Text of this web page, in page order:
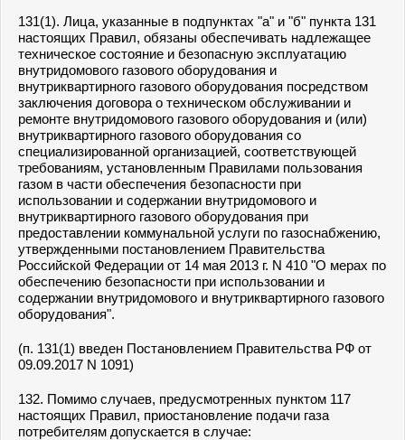
131(1). Лица, указанные в подпунктах "а" и "б" пункта 131
настоящих Правил, обязаны обеспечивать надлежащее
техническое состояние и безопасную эксплуатацию
внутридомового газового оборудования и
внутриквартирного газового оборудования посредством
заключения договора о техническом обслуживании и
ремонте внутридомового газового оборудования и (или)
внутриквартирного газового оборудования со
специализированной организацией, соответствующей
требованиям, установленным Правилами пользования
газом в части обеспечения безопасности при
использовании и содержании внутридомового и
внутриквартирного газового оборудования при
предоставлении коммунальной услуги по газоснабжению,
утвержденными постановлением Правительства
Российской Федерации от 14 мая 2013 г. N 410 "О мерах по
обеспечению безопасности при использовании и
содержании внутридомового и внутриквартирного газового
оборудования".
(п. 131(1) введен Постановлением Правительства РФ от
09.09.2017 N 1091)
132. Помимо случаев, предусмотренных пунктом 117
настоящих Правил, приостановление подачи газа
потребителям допускается в случае: